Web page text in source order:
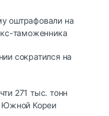
оштрафовали на
таможенника
сократился на
271 тыс. тонн
Южной Кореи